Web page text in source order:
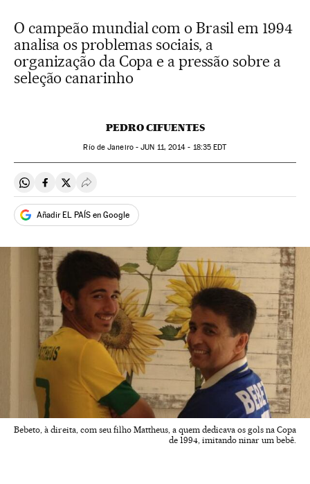
O campeão mundial com o Brasil em 1994
analisa os problemas sociais, a
organização da Copa e a pressão sobre a
seleção canarinho
PEDRO CIFUENTES
Río de Janeiro -JUN 11, 2014 - 18:35 EDT
Compartir en Whatsapp
Compartir en Facebook
Compartir en Twitter
Desplegar Redes Sociales
Añadir EL PAÍS en Google
Bebeto, à direita, com seu filho Mattheus, a quem dedicava os gols na Copa
de 1994, imitando ninar um bebê.